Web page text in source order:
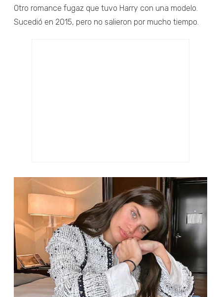
Otro romance fugaz que tuvo Harry con una modelo.
Sucedió en 2015, pero no salieron por mucho tiempo.